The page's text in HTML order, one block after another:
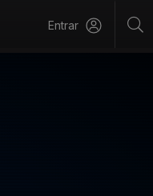
Entrar